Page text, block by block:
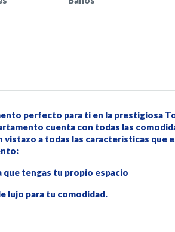
perfecto para ti en la prestigiosa
cuenta con todas las
vistazo a todas las características que
que tengas tu propio espacio
lujo para tu comodidad.